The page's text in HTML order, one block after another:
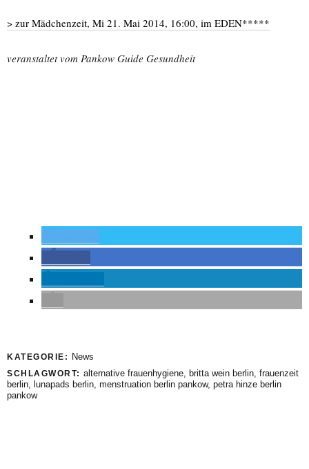
> zur Mädchenzeit, Mi 21. Mai 2014, 16:00, im EDEN*****
veranstaltet vom Pankow Guide Gesundheit
KATEGORIE: News
SCHLAGWORT: alternative frauenhygiene, britta wein berlin, frauenzeit
berlin, lunapads berlin, menstruation berlin pankow, petra hinze berlin
pankow